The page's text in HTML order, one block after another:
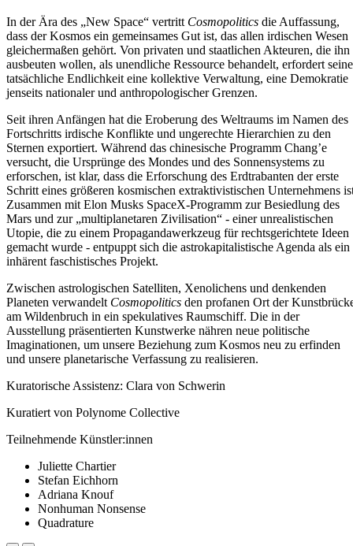
In der Ära des „New Space“ vertritt Cosmopolitics die Auffassung,
dass der Kosmos ein gemeinsames Gut ist, das allen irdischen Wesen
gleichermaßen gehört. Von privaten und staatlichen Akteuren, die ihn
ausbeuten wollen, als unendliche Ressource behandelt, erfordert seine
tatsächliche Endlichkeit eine kollektive Verwaltung, eine Demokratie
jenseits nationaler und anthropologischer Grenzen.
Seit ihren Anfängen hat die Eroberung des Weltraums im Namen des
Fortschritts irdische Konflikte und ungerechte Hierarchien zu den
Sternen exportiert. Während das chinesische Programm Chang’e
versucht, die Ursprünge des Mondes und des Sonnensystems zu
erforschen, ist klar, dass die Erforschung des Erdtrabanten der erste
Schritt eines größeren kosmischen extraktivistischen Unternehmens
Zusammen mit Elon Musks SpaceX-Programm zur Besiedlung des
Mars und zur „multiplanetaren Zivilisation“ - einer unrealistischen
Utopie, die zu einem Propagandawerkzeug für rechtsgerichtete Ideen
gemacht wurde - entpuppt sich die astrokapitalistische Agenda als ein
inhärent faschistisches Projekt.
Zwischen astrologischen Satelliten, Xenolichens und denkenden
Planeten verwandelt Cosmopolitics den profanen Ort der
am Wildenbruch in ein spekulatives Raumschiff. Die in der
Ausstellung präsentierten Kunstwerke nähren neue politische
Imaginationen, um unsere Beziehung zum Kosmos neu zu erfinden
und unsere planetarische Verfassung zu realisieren.
Kuratorische Assistenz: Clara von Schwerin
Kuratiert von Polynome Collective
Teilnehmende Künstler:innen
Juliette Chartier
Stefan Eichhorn
Adriana Knouf
Nonhuman Nonsense
Quadrature